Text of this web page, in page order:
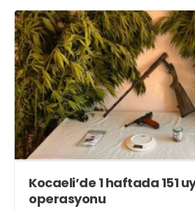
Kocaeli’de 1 haftada 151
operasyonu